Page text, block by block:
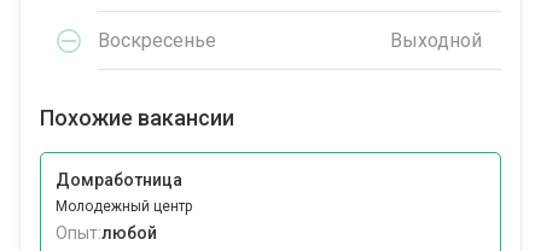
Воскресенье Выходной
Похожие вакансии
Домработница
Молодежный центр
Опыт:любой